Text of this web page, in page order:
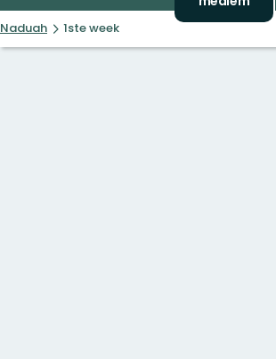
Naduah 1ste week